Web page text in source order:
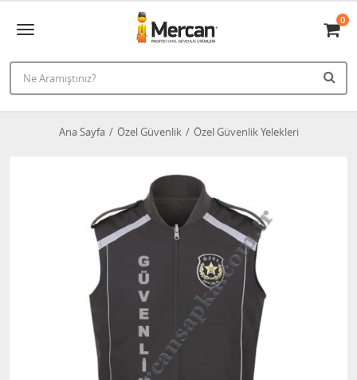
0
Ana Sayfa Özel Güvenlik Özel Güvenlik Yelekleri